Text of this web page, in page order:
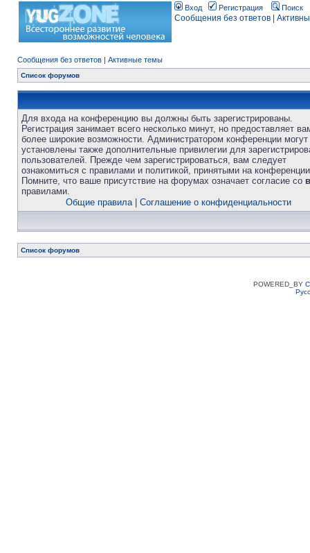
Вход Регистрация Поиск
Сообщения без ответов
Сообщения без ответов | Активные темы
Список форумов
Для входа на конференцию вы должны быть зарегистрированы.
Регистрация занимает всего несколько минут, но предоставляет
более широкие возможности. Администратором конференции
установлены также дополнительные привилегии для
пользователей. Прежде чем зарегистрироваться, вам следует
ознакомиться с правилами и политикой, принятыми на
Помните, что ваше присутствие на форумах означает согласие со
правилами.
Общие правила| Соглашение о конфиденциальности
Список форумов
POWERED_BY